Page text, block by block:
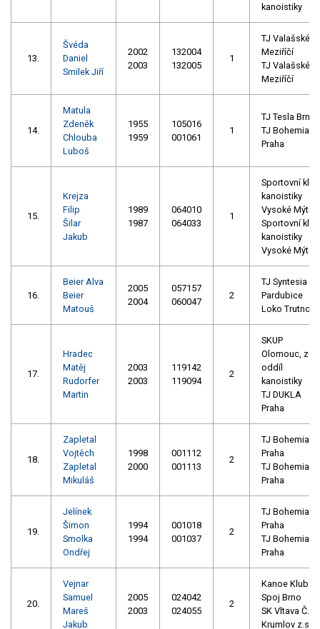
kanoistiky
13.
Švéda
Daniel
Smilek Jiří
2002
2003
132004
132005
1
TJ Valašské
Meziříčí
TJ Valašské
Meziříčí
14.
Matula
Zdeněk
Chlouba
Luboš
1955
1959
105016
001061
1
TJ Tesla Brno
TJ Bohemians
Praha
15.
Krejza
Filip
Šilar
Jakub
1989
1987
064010
064033
1
Sportovní klub
kanoistiky
Vysoké Mýto
Sportovní klub
kanoistiky
Vysoké Mýto
16.
Beier Alva
Beier
Matouš
2005
2004
057157
060047
2
TJ Syntesia
Pardubice
Loko Trutnov
17.
Hradec
Matěj
Rudorfer
Martin
2003
2003
119142
119094
2
SKUP
Olomouc, z.s.
oddíl
kanoistiky
TJ DUKLA
Praha
18.
Zapletal
Vojtěch
Zapletal
Mikuláš
1998
2000
001112
001113
2
TJ Bohemians
Praha
TJ Bohemians
Praha
19.
Jelínek
Šimon
Smolka
Ondřej
1994
1994
001018
001037
2
TJ Bohemians
Praha
TJ Bohemians
Praha
20.
Vejnar
Samuel
Mareš
Jakub
2005
2003
024042
024055
2
Kanoe Klub
Spoj Brno
SK Vltava Č.
Krumlov z.s.